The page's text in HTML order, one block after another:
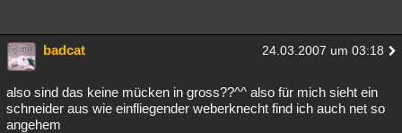
weitere Rubriken
Philosophie
Astronomie Helpdesk Gruppen Gaming Filme
badcat 24.03.2007 um 03:18
also sind das keine mücken in gross??^^ also für mich sieht ein
schneider aus wie einfliegender weberknecht find ich auch net so
angehem